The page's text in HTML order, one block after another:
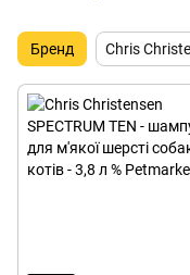
Бренд Chris